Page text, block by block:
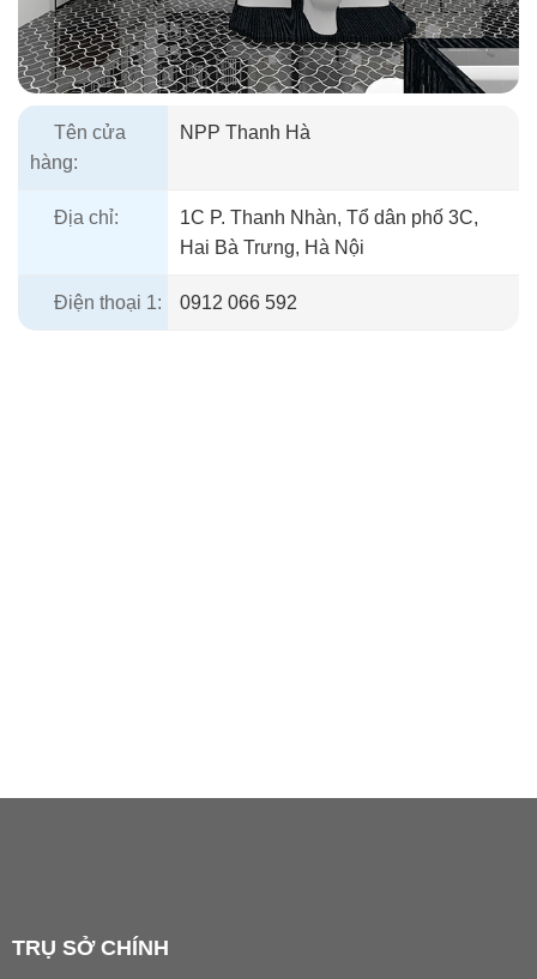
Tên cửa
hàng:
NPP Thanh Hà
Địa chỉ:
1C P. Thanh Nhàn, Tổ dân phố 3C,
Hai Bà Trưng, Hà Nội
Điện thoại 1: 0912 066 592
TRỤ SỞ CHÍNH